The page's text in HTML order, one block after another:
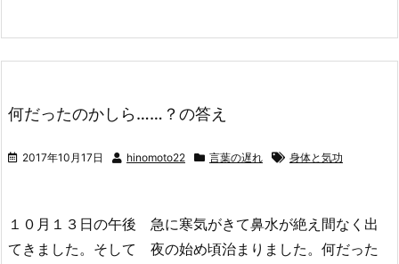
何だったのかしら……？の答え
2017年10月17日 hinomoto22 言葉の遅れ 身体と気功
１０月１３日の午後 急に寒気がきて鼻水が絶え間なく出
てきました。そして 夜の始め頃治まりました。何だった